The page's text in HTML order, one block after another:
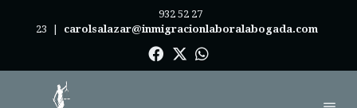
932 52 27
23
carolsalazar@inmigracionlaboralabogada.com